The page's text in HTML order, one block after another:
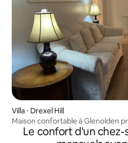
Villa ⋅ Drexel Hill
Maison confortable à Glenolden
l'aéroport
Le confort d'un chez-